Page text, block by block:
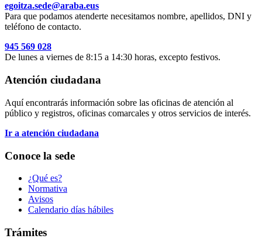
egoitza.sede@araba.eus
Para que podamos atenderte necesitamos nombre, apellidos, DNI y
teléfono de contacto.
945 569 028
De lunes a viernes de 8:15 a 14:30 horas, excepto festivos.
Atención ciudadana
Aquí encontrarás información sobre las oficinas de atención al
público y registros, oficinas comarcales y otros servicios de interés.
Ir a atención ciudadana
Conoce la sede
¿Qué es?
Normativa
Avisos
Calendario días hábiles
Trámites